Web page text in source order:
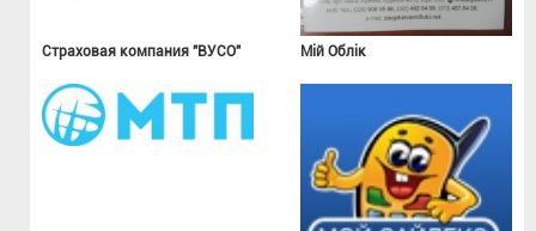
Страховая компания "ВУСО" Мій Облік